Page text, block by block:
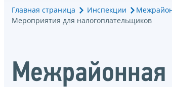
Главная страница Инспекции
Мероприятия для налогоплательщиков